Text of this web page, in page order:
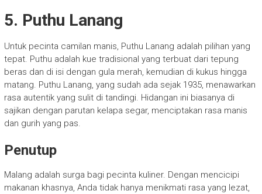
5. Puthu Lanang
Untuk pecinta camilan manis, Puthu Lanang adalah pilihan yang
tepat. Puthu adalah kue tradisional yang terbuat dari tepung
beras dan di isi dengan gula merah, kemudian di kukus hingga
matang. Puthu Lanang, yang sudah ada sejak 1935, menawarkan
rasa autentik yang sulit di tandingi. Hidangan ini biasanya di
sajikan dengan parutan kelapa segar, menciptakan rasa manis
dan gurih yang pas.
Penutup
Malang adalah surga bagi pecinta kuliner. Dengan mencicipi
makanan khasnya, Anda tidak hanya menikmati rasa yang lezat,